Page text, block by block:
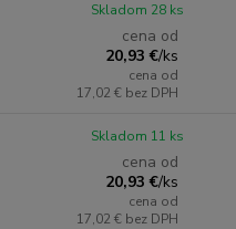
cena od
20,93 €/ks
cena od
17,02 € bez DPH
Skladom 28 ks
cena od
20,93 €/ks
cena od
17,02 € bez DPH
Skladom 11 ks